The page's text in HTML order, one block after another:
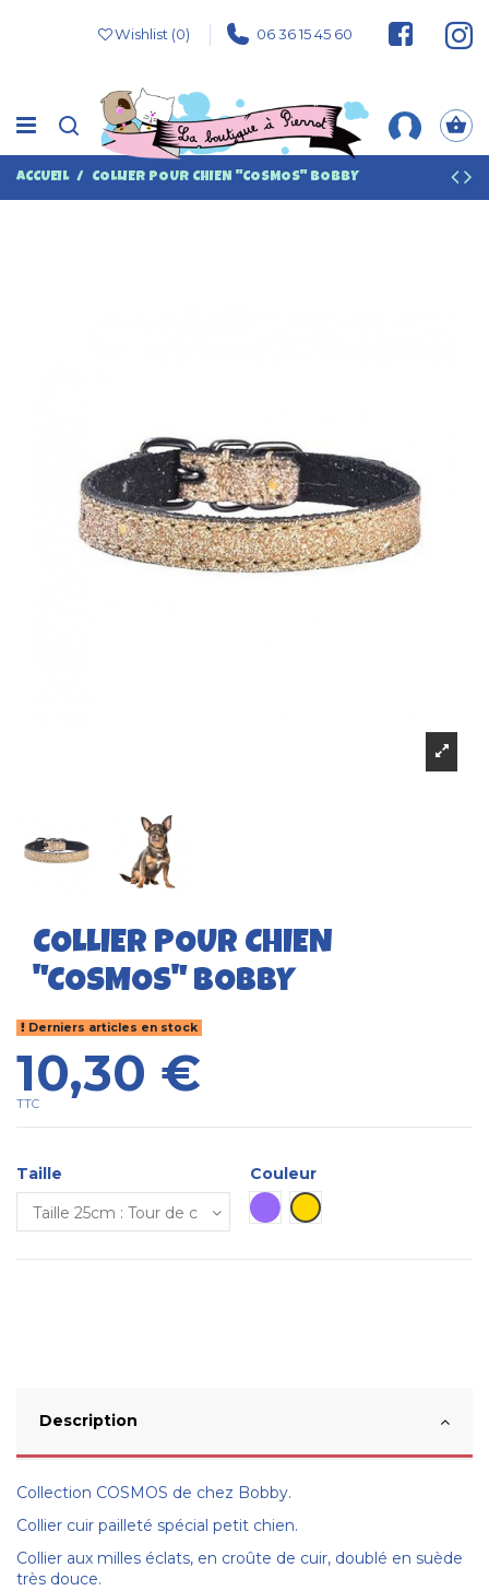
Wishlist (0) 06 36 15 45 60
ACCUEIL COLLIER POUR CHIEN "COSMOS" BOBBY
COLLIER POUR CHIEN
"COSMOS" BOBBY
Derniers articles en stock
10,30 €
TTC
Taille
Couleur
ParmeDorée
Description
Collection COSMOS de chez Bobby.
Collier cuir pailleté spécial petit chien.
Collier aux milles éclats, en croûte de cuir, doublé en suède
très douce.